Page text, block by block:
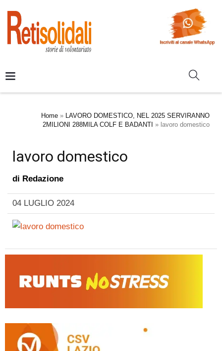
Home » LAVORO DOMESTICO, NEL 2025 SERVIRANNO
2MILIONI 288MILA COLF E BADANTI » lavoro domestico
lavoro domestico
di Redazione
04 LUGLIO 2024